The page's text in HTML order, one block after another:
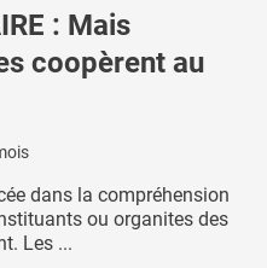
: Mais
coopèrent au
dans la compréhension
ou organites des
Les ...